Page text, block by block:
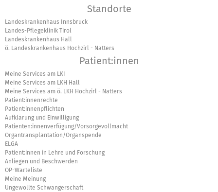
Standorte
Landeskrankenhaus Innsbruck
Landes-Pflegeklinik Tirol
Landeskrankenhaus Hall
ö. Landeskrankenhaus Hochzirl - Natters
Patient:innen
Meine Services am LKI
Meine Services am LKH Hall
Meine Services am ö. LKH Hochzirl - Natters
Patient:innenrechte
Patient:innenpflichten
Aufklärung und Einwilligung
Patienten:innenverfügung/Vorsorgevollmacht
Organtransplantation/Organspende
ELGA
Patient:innen in Lehre und Forschung
Anliegen und Beschwerden
OP-Warteliste
Meine Meinung
Ungewollte Schwangerschaft